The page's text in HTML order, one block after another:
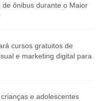
ônibus durante o Maior
cursos gratuitos de
e marketing digital para
e adolescentes